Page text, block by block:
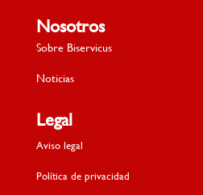
Nosotros
Sobre Biservicus
Noticias
Legal
Aviso legal
Política de privacidad